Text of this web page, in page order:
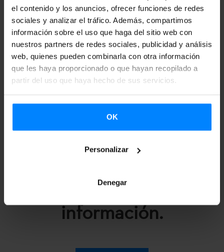
el contenido y los anuncios, ofrecer funciones de redes
sociales y analizar el tráfico. Además, compartimos
información sobre el uso que haga del sitio web con
nuestros partners de redes sociales, publicidad y análisis
web, quienes pueden combinarla con otra información
que les haya proporcionado o que hayan recopilado a
partir del uso que haya hecho de sus servicios.
OK
Personalizar
Denegar
compatibilidad de altos cargos
Suscríbete a nuestra
recibir más
información.